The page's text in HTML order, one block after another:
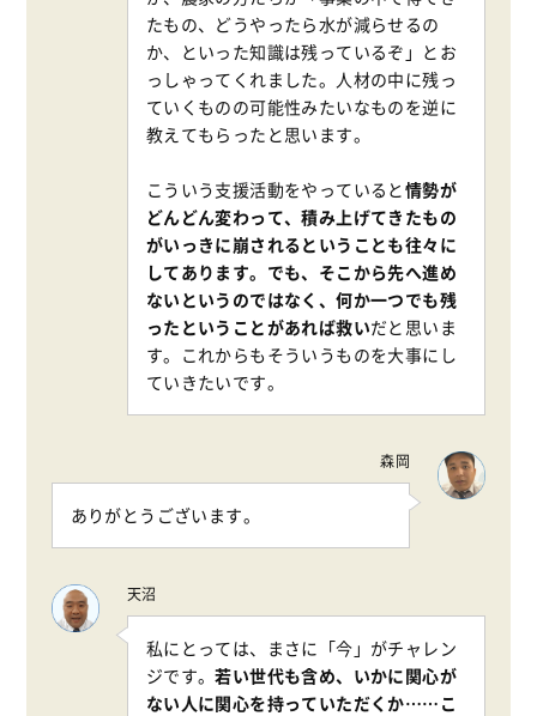
たもの、どうやったら水が減らせるの
か、といった知識は残っているぞ」とお
っしゃってくれました。人材の中に残っ
ていくものの可能性みたいなものを逆に
教えてもらったと思います。
こういう支援活動をやっていると 情勢が
どんどん変わって、積み上げてきたもの
がいっきに崩されるということも往々に
してあります。でも、そこから先へ進め
ないというのではなく、何か一つでも残
ったということがあれば救いだと思いま
す。これからもそういうものを大事にし
ていきたいです。
森岡
ありがとうございます。
天沼
私にとっては、まさに「今」がチャレン
ジです。若い世代も含め、いかに関心が
ない人に関心を持っていただくか……こ